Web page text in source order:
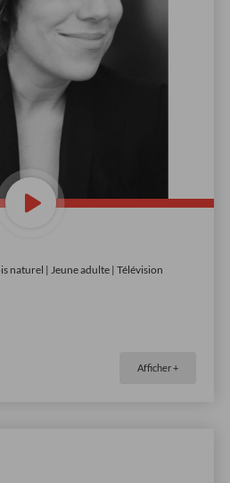
naturel | Jeune adulte | Télévision
Afficher +